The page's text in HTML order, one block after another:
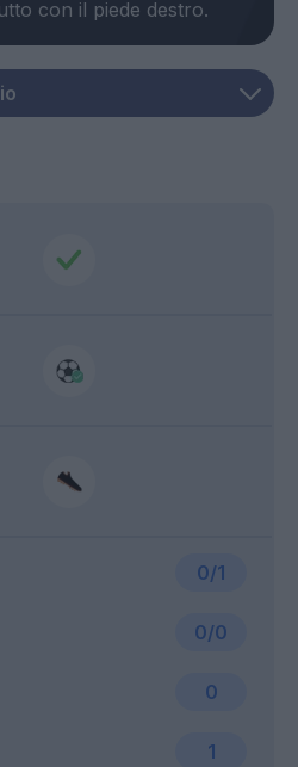
0/1
1
0/0
0